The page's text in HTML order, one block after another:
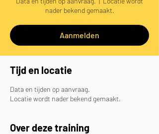
nader bekend gemaakt.
Aanmelden
Tijd en locatie
Data en tijden op aanvraag.
Locatie wordt nader bekend gemaakt.
Over deze training